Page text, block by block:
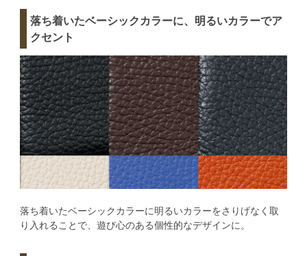
落ち着いたベーシックカラーに、明るいカラーでア
クセント
落ち着いたベーシックカラーに明るいカラーをさりげなく取
り入れることで、遊び心のある個性的なデザインに。